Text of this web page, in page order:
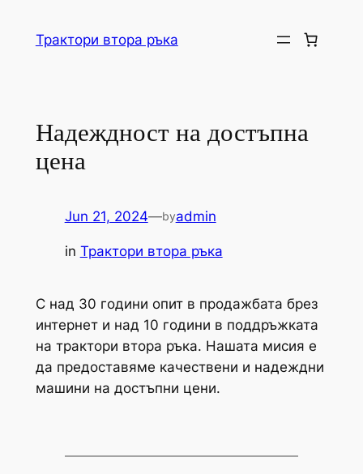
Трактори втора ръка
Надеждност на достъпна
цена
Jun 21, 2024—byadmin
in Трактори втора ръка
С над 30 години опит в продажбата брез
интернет и над 10 години в поддръжката
на трактори втора ръка. Нашата мисия е
да предоставяме качествени и надеждни
машини на достъпни цени.